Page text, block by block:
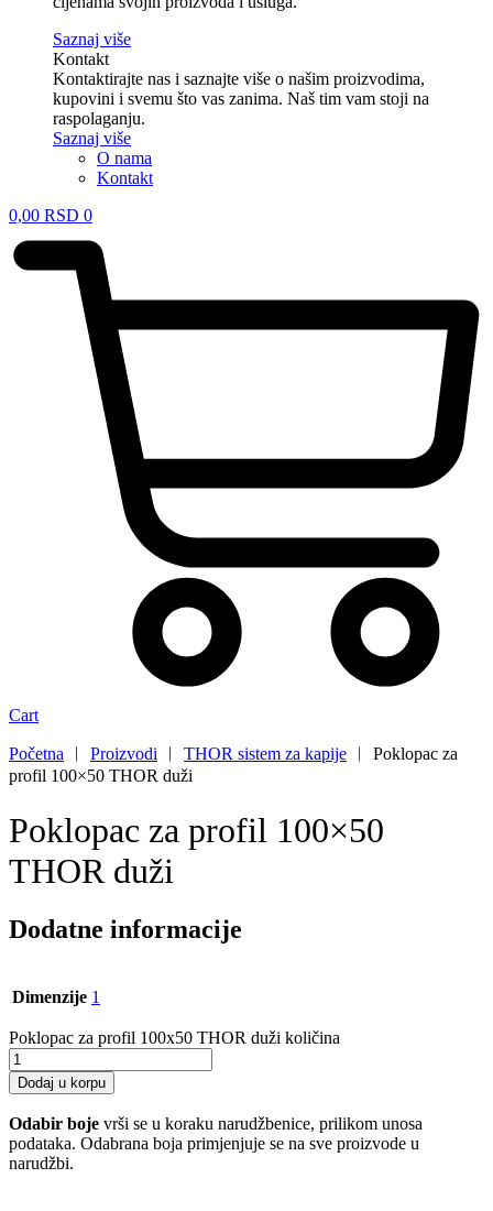
Saznaj više
Kontakt
Kontaktirajte nas i saznajte više o našim proizvodima,
kupovini i svemu što vas zanima. Naš tim vam stoji na
raspolaganju.
Saznaj više
O nama
Kontakt
0,00 RSD 0
Cart
Početna ︱ Proizvodi ︱ THOR sistem za kapije ︱ Poklopac za
profil 100×50 THOR duži
Poklopac za profil 100×50
THOR duži
Dodatne informacije
Dimenzije 1
Poklopac za profil 100x50 THOR duži količina
Dodaj u korpu
Odabir boje vrši se u koraku narudžbenice, prilikom unosa
podataka. Odabrana boja primjenjuje se na sve proizvode u
narudžbi.